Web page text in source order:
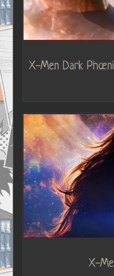
X-Men Dark
X-